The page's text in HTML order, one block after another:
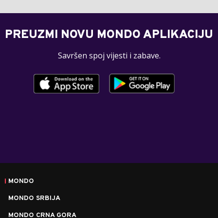
PREUZMI NOVU MONDO APLIKACIJU
Savršen spoj vijesti i zabave.
MONDO
MONDO SRBIJA
MONDO CRNA GORA